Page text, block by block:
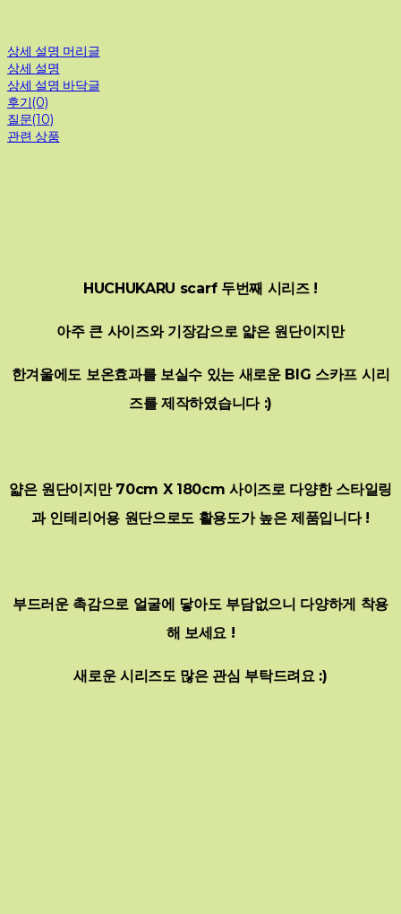
상세 설명 머리글
상세 설명
상세 설명 바닥글
후기(0)
질문(10)
관련 상품
HUCHUKARU scarf 두번째 시리즈 !
아주 큰 사이즈와 기장감으로 얇은 원단이지만
한겨울에도 보온효과를 보실수 있는 새로운 BIG 스카프 시리
즈를 제작하였습니다 :)
얇은 원단이지만 70cm X 180cm 사이즈로 다양한 스타일링
과 인테리어용 원단으로도 활용도가 높은 제품입니다 !
부드러운 촉감으로 얼굴에 닿아도 부담없으니 다양하게 착용
해 보세요 !
새로운 시리즈도 많은 관심 부탁드려요 :)